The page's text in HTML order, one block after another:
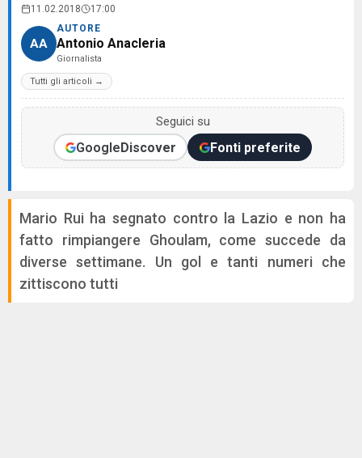
11.02.2018 17:00
AA
AUTORE
Antonio Anacleria
Giornalista
Tutti gli articoli →
Seguici su
GoogleDiscover Fonti preferite
Mario Rui ha segnato contro la Lazio e non ha
fatto rimpiangere Ghoulam, come succede da
diverse settimane. Un gol e tanti numeri che
zittiscono tutti